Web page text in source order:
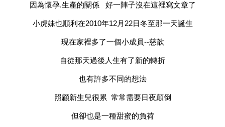
因為懷孕.生產的關係 好一陣子沒在這裡寫文章了
小虎妹也順利在2010年12月22日冬至那一天誕生
現在家裡多了一個小成員--慈歆
自從那天過後人生有了新的轉折
也有許多不同的想法
照顧新生兒很累 常常需要日夜顛倒
但卻也是一種甜蜜的負荷